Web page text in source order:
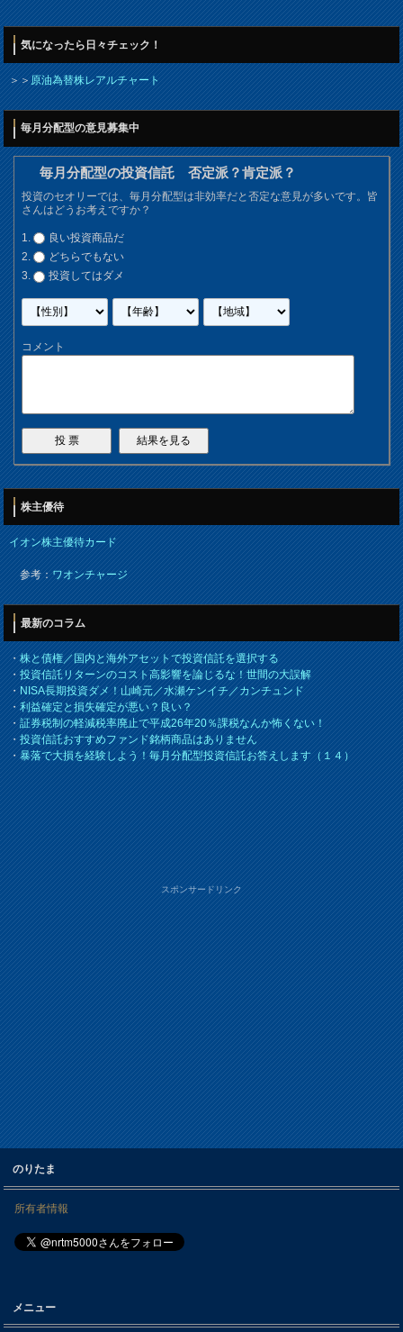
気になったら日々チェック！
＞＞原油為替株レアルチャート
毎月分配型の意見募集中
毎月分配型の投資信託 否定派？肯定派？
投資のセオリーでは、毎月分配型は非効率だと否定な意見が多いです。皆
さんはどうお考えですか？
良い投資商品だ
どちらでもない
投資してはダメ
コメント
株主優待
イオン株主優待カード
参考：ワオンチャージ
最新のコラム
・株と債権／国内と海外アセットで投資信託を選択する
・投資信託リターンのコスト高影響を論じるな！世間の大誤解
・NISA長期投資ダメ！山崎元／水瀬ケンイチ／カンチュンド
・利益確定と損失確定が悪い？良い？
・証券税制の軽減税率廃止で平成26年20％課税なんか怖くない！
・投資信託おすすめファンド銘柄商品はありません
・暴落で大損を経験しよう！毎月分配型投資信託お答えします（１４）
スポンサードリンク
のりたま
所有者情報
メニュー